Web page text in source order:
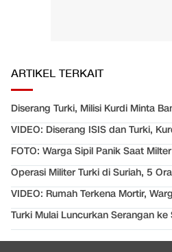
ARTIKEL TERKAIT
Diserang Turki, Milisi Kurdi Minta
VIDEO: Diserang ISIS dan Turki,
FOTO: Warga Sipil Panik Saat
Operasi Militer Turki di Suriah, 5
VIDEO: Rumah Terkena Mortir,
Turki Mulai Luncurkan Serangan